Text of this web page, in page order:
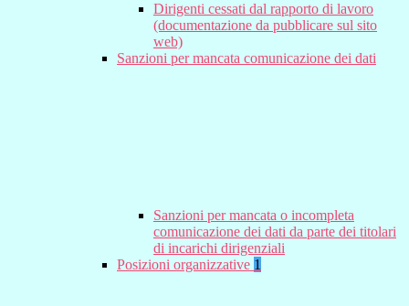
Dirigenti cessati dal rapporto di lavoro
(documentazione da pubblicare sul sito
web)
Sanzioni per mancata comunicazione dei dati
Sanzioni per mancata o incompleta
comunicazione dei dati da parte dei titolari
di incarichi dirigenziali
Posizioni organizzative 1